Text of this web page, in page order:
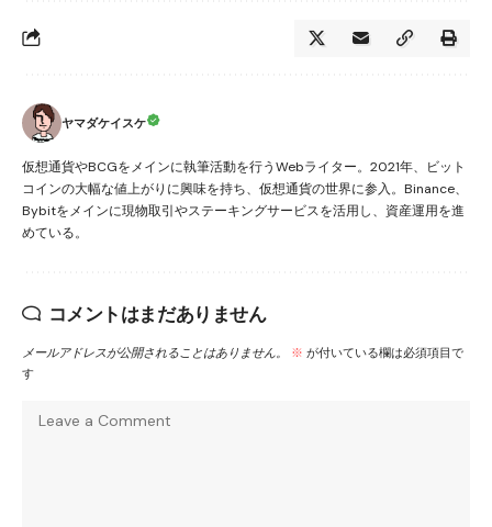
ヤマダケイスケ
仮想通貨やBCGをメインに執筆活動を行うWebライター。2021年、ビット
コインの大幅な値上がりに興味を持ち、仮想通貨の世界に参入。Binance、
Bybitをメインに現物取引やステーキングサービスを活用し、資産運用を進
めている。
コメントはまだありません
メールアドレスが公開されることはありません。 ※ が付いている欄は必須項目で
す